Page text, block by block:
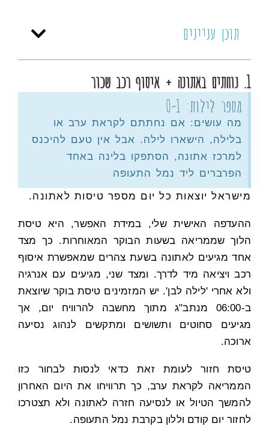
תוכן עניינים
1. נוחתים באתונה + איסוף רכב שכור
מספר לילות: 0-1
מה עושים: אם נחתתם לקראת ערב או
בלילה, הישארו לילה. אבל אין טעם להיכנס
למרכז אתונה, הסתפקו בלינה באחד
הפרברים ליד נמל התעופה
מישראל יוצאות כל יום מספר טיסות לאתונה.
ההעדפה האישית שלי, במידת האפשר, היא טיסת
הלוך שממריאה בשעות הבוקר המאוחרות. כך מצד
אחד מגיעים לאתונה בשעת צהרים שמאפשרת איסוף
רכב ויציאה מיד לדרך. ומצד שני, מגיעים עם אנרגיה
ולא אחרי 'לילה לבן'. יש המזמינים טיסת בוקר שיוצאת
ב-06:00 מנתב"ג מתוך מחשבה להרוויח יום, אך
מגיעים סחוטים ותשושים ומתקשים לנהוג נסיעה
ארוכה.
טיסת חזור לעומת זאת כדאי לנסות לבחור כזו
הממריאה לקראת ערב, כך תרוויחו את היום האחרון
להמשך הטיול או לנסיעה חזרה לאתונה ולא תצטרכו
לחזור יום קודם וללון בקרבת נמל התעופה.